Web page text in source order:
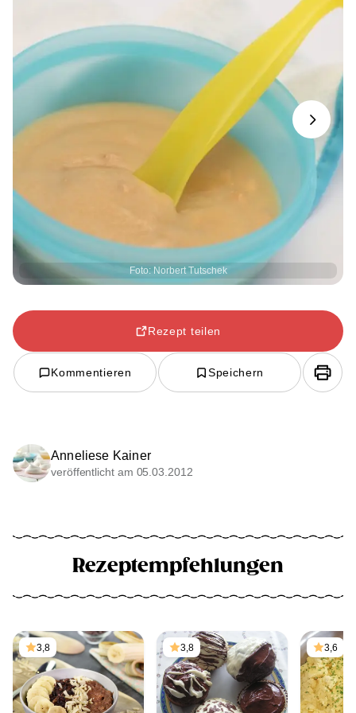
Foto: Norbert Tutschek
Next
Rezept teilen
Kommentieren Speichern
Anneliese Kainer
veröffentlicht am 05.03.2012
Rezeptempfehlungen
3,8 3,8 3,6